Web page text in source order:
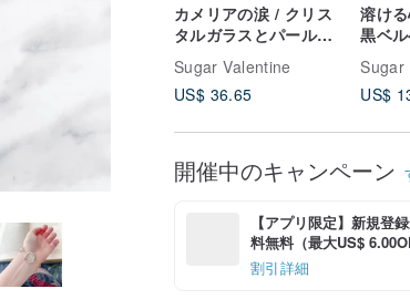
カメリアの涙 / クリス
タルガラスとパールの
カー SV678
Sugar Valentine
US$ 36.65
溶け
黒ベ
SV622
Sugar
US$
開催中のキャンペーン
【アプリ限定】新規登
料無料（最大US$
割引詳細